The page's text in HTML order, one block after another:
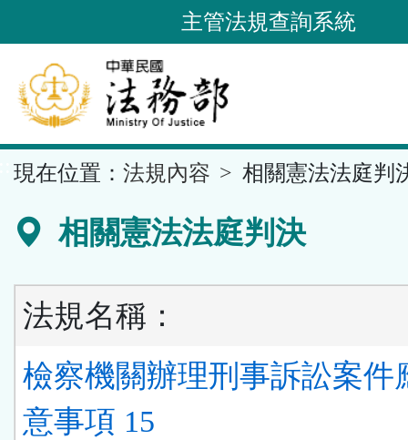
到
要
內
容
區
主管法規查詢系統
現在位置： 法規內容 相關憲法法庭判
相關憲法法庭判決
法規名稱：
檢察機關辦理刑事訴訟案件
意事項 15